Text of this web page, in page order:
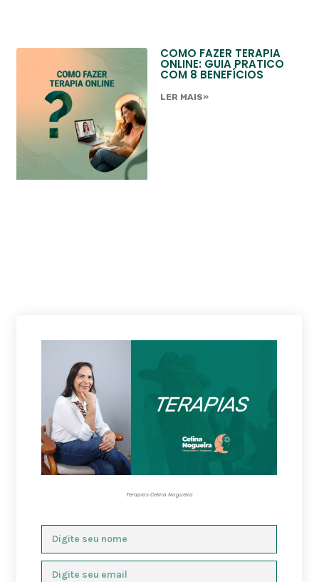
COMO FAZER TERAPIA
ONLINE: GUIA PRATICO
COM 8 BENEFÍCIOS
LER MAIS»
Terapias Celina Nogueira